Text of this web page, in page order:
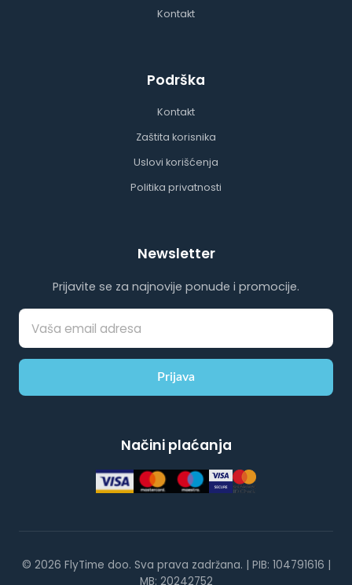
Kontakt
Podrška
Kontakt
Zaštita korisnika
Uslovi korišćenja
Politika privatnosti
Newsletter
Prijavite se za najnovije ponude i promocije.
Prijava
Načini plaćanja
© 2026 FlyTime doo. Sva prava zadržana. | PIB: 104791616 |
MB: 20242752